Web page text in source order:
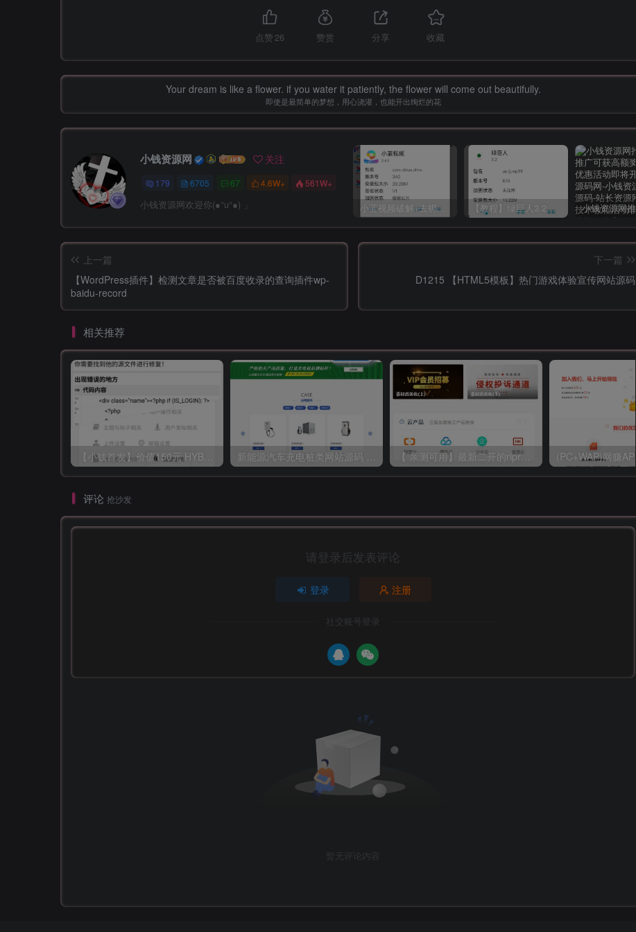
点赞26 赞赏 分享 收藏
Your dream is like a flower. if you water it patiently, the flower will come out beautifully.
即使是最简单的梦想，用心浇灌，也能开出绚烂的花
小钱资源网 关注
179 6705 67 4.6W+ 561W+
小钱资源网欢迎你(●°u°●)​ 」 小蓝视频破解+去梆梆加固教程 【教程】绿巨人3.2破解详细教学
上一篇
【WordPress插件】检测文章是否被百度收录的查询插件wp-
baidu-record
下一篇
D1215 【HTML5模板】热门游戏体验宣传网站源码
相关推荐
【 亲测可用】最新二开的ripro虎造子主题大气简洁集成后台美化包v1.9
评论 抢沙发
请登录后发表评论
登录 注册
社交账号登录
暂无评论内容